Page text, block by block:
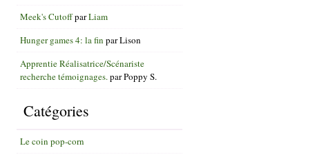
Meek's CutoffparLiam
Hunger games 4: la fin parLison
Apprentie Réalisatrice/Scénariste
recherche témoignages. parPoppy S.
Catégories
Le coin pop-corn